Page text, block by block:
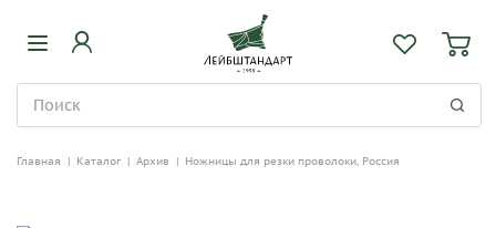
Главная | Каталог | Архив | Ножницы для резки проволоки, Россия